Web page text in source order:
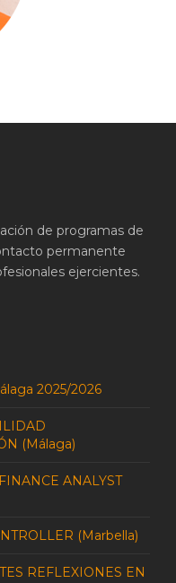
de programas de
permanente
ejercientes.
2025/2026
(Málaga)
ANALYST
(Marbella)
REFLEXIONES EN